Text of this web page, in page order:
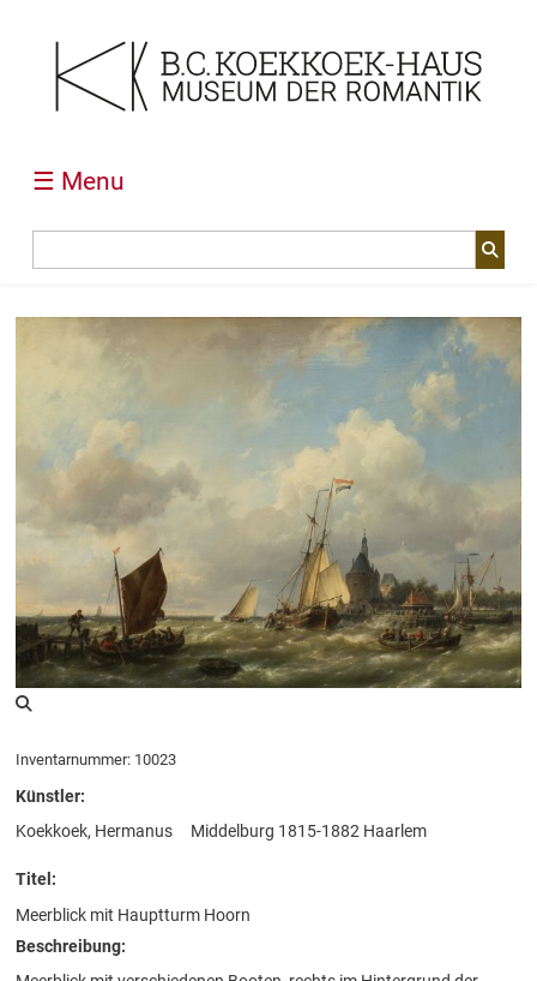
☰ Menu
Inventarnummer: 10023
Künstler:
Koekkoek, Hermanus
Middelburg 1815-1882 Haarlem
Titel:
Meerblick mit Hauptturm Hoorn
Beschreibung: